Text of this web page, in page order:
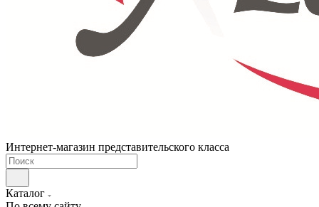
Интернет-магазин представительского класса
Каталог